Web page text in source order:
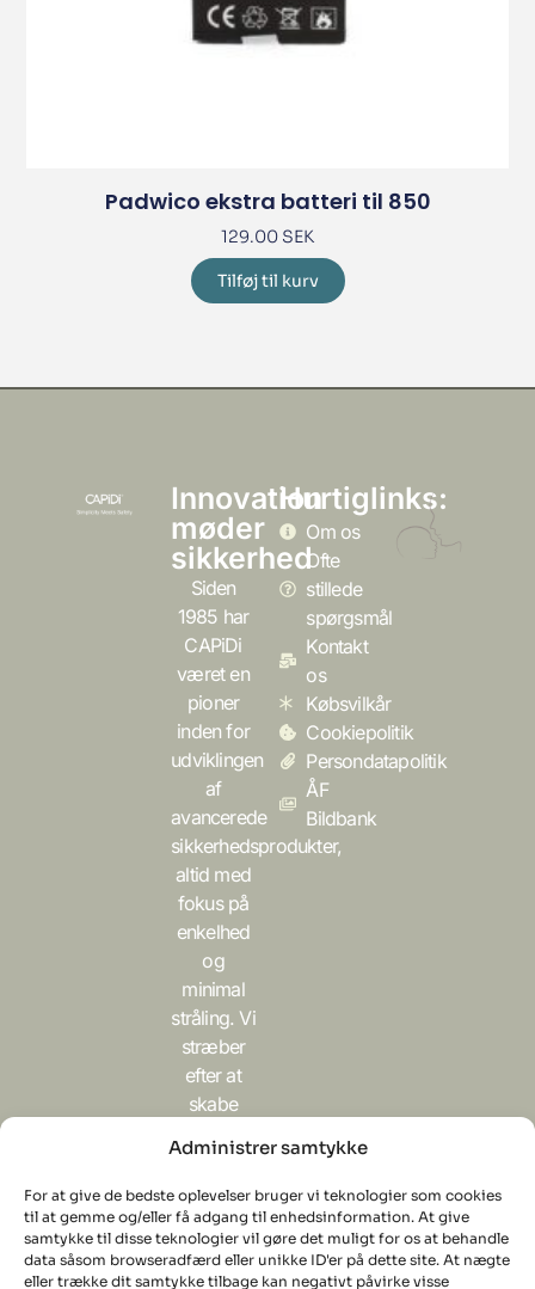
Administrer samtykke
For at give de bedste oplevelser bruger vi teknologier som cookies
til at gemme og/eller få adgang til enhedsinformation. At give
samtykke til disse teknologier vil gøre det muligt for os at behandle
data såsom browseradfærd eller unikke ID'er på dette site. At nægte
eller trække dit samtykke tilbage kan negativt påvirke visse
Padwico ekstra batteri til 850
129.00 SEK
Tilføj til kurv
Innovation
møder
sikkerhed
Siden
1985 har
CAPiDi
været en
pioner
inden for
udviklingen
af
avancerede
sikkerhedsprodukter,
altid med
fokus på
enkelhed
og
minimal
stråling. Vi
stræber
efter at
skabe
løsninger,
der ikke
kun
beskytter,
men også
Hurtiglinks:
Om os
Ofte
stillede
spørgsmål
Kontakt
os
Købsvilkår
Cookiepolitik
Persondatapolitik
ÅF
Bildbank